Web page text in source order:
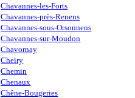
Chavannes-les-Forts
Chavannes-près-Renens
Chavannes-sous-Orsonnens
Chavannes-sur-Moudon
Chavornay
Cheiry
Chemin
Chenaux
Chêne-Bougeries